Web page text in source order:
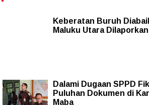
Keberatan Buruh
Maluku Utara
Dalami Dugaan SPPD
Puluhan Dokumen di
Maba